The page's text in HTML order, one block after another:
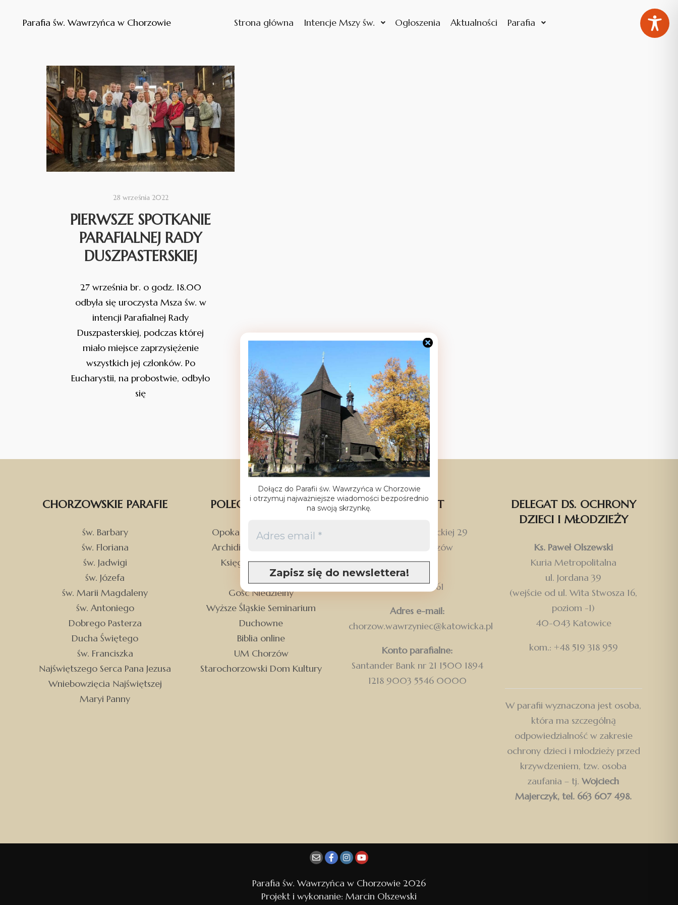
Parafia św. Wawrzyńca w Chorzowie Strona główna Intencje Mszy św. Ogłoszenia Aktualności Parafia
28 września 2022
PIERWSZE SPOTKANIE
PARAFIALNEJ RADY
DUSZPASTERSKIEJ
27 września br. o godz. 18.00
odbyła się uroczysta Msza św. w
intencji Parafialnej Rady
Duszpasterskiej, podczas której
miało miejsce zaprzysiężenie
wszystkich jej członków. Po
Eucharystii, na probostwie, odbyło
się
CHORZOWSKIE PARAFIE
św. Barbary
św. Floriana
św. Jadwigi
św. Józefa
św. Marii Magdaleny
św. Antoniego
Dobrego Pasterza
Ducha Świętego
św. Franciszka
Najświętszego Serca Pana Jezusa
Wniebowzięcia Najświętszej
Maryi Panny
POLECANE STRONY
Opoka – Liturgia na dziś
Archidiecezja katowicka
Księgarnia św. Jacka
Radio eM
Gość Niedzielny
Wyższe Śląskie Seminarium
Duchowne
Biblia online
UM Chorzów
Starochorzowski Dom Kultury
KONTAKT
ul. Marii Konopnickiej 29
41-500 Chorzów
Telefon:
32 780 99 61
Adres e-mail:
chorzow.wawrzyniec@katowicka.pl
Konto parafialne:
Santander Bank nr 21 1500 1894
1218 9003 5546 0000
DELEGAT DS. OCHRONY
DZIECI I MŁODZIEŻY
Ks. Paweł Olszewski
Kuria Metropolitalna
ul. Jordana 39
(wejście od ul. Wita Stwosza 16,
poziom -1)
40-043 Katowice
kom.: +48 519 318 959
W parafii wyznaczona jest osoba,
która ma szczególną
odpowiedzialność w zakresie
ochrony dzieci i młodzieży przed
krzywdzeniem, tzw. osoba
zaufania – tj.Wojciech
Majerczyk, tel. 663 607 498.
Parafia św. Wawrzyńca w Chorzowie 2026
Projekt i wykonanie: Marcin Olszewski
Dołącz do Parafii św. Wawrzyńca w Chorzowie
i otrzymuj najważniejsze wiadomości bezpośrednio
na swoją skrzynkę.